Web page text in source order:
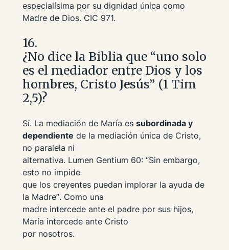
especialísima por su dignidad única como
Madre de Dios. CIC 971.
16.
¿No dice la Biblia que “uno solo
es el mediador entre Dios y los
hombres, Cristo Jesús” (1 Tim
2,5)?
Sí. La mediación de María es subordinada y
dependiente de la mediación única de Cristo,
no paralela ni
alternativa. Lumen Gentium 60: “Sin embargo,
esto no impide
que los creyentes puedan implorar la ayuda de
la Madre”. Como una
madre intercede ante el padre por sus hijos,
María intercede ante Cristo
por nosotros.